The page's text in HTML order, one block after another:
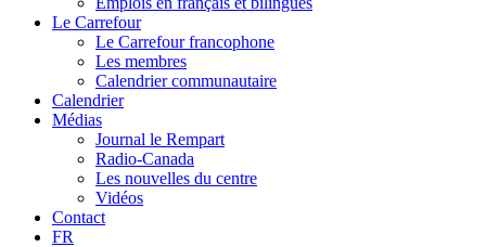
Le Carrefour
Le Carrefour francophone
Les membres
Calendrier communautaire
Calendrier
Médias
Journal le Rempart
Radio-Canada
Les nouvelles du centre
Vidéos
Contact
FR